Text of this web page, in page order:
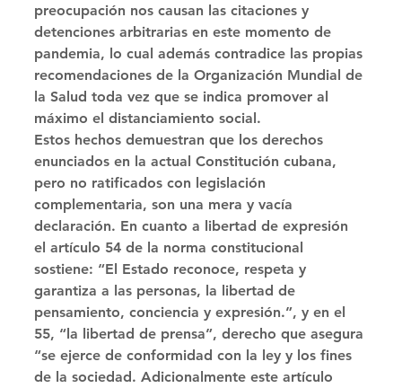
preocupación nos causan las citaciones y
detenciones arbitrarias en este momento de
pandemia, lo cual además contradice las propias
recomendaciones de la Organización Mundial de
la Salud toda vez que se indica promover al
máximo el distanciamiento social.
Estos hechos demuestran que los derechos
enunciados en la actual Constitución cubana,
pero no ratificados con legislación
complementaria, son una mera y vacía
declaración. En cuanto a libertad de expresión
el artículo 54 de la norma constitucional
sostiene: “El Estado reconoce, respeta y
garantiza a las personas, la libertad de
pensamiento, conciencia y expresión.”, y en el
55, “la libertad de prensa”, derecho que asegura
“se ejerce de conformidad con la ley y los fines
de la sociedad. Adicionalmente este artículo